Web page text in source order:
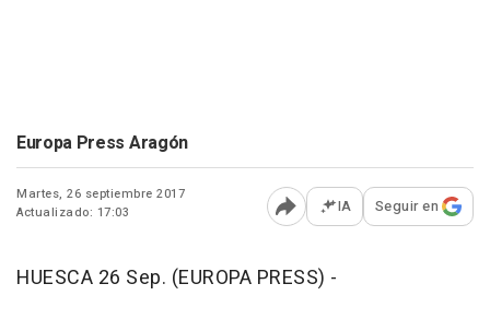
Europa Press Aragón
Martes, 26 septiembre 2017
Actualizado: 17:03
Abrir opciones para
IA Seguir en
HUESCA 26 Sep. (EUROPA PRESS) -